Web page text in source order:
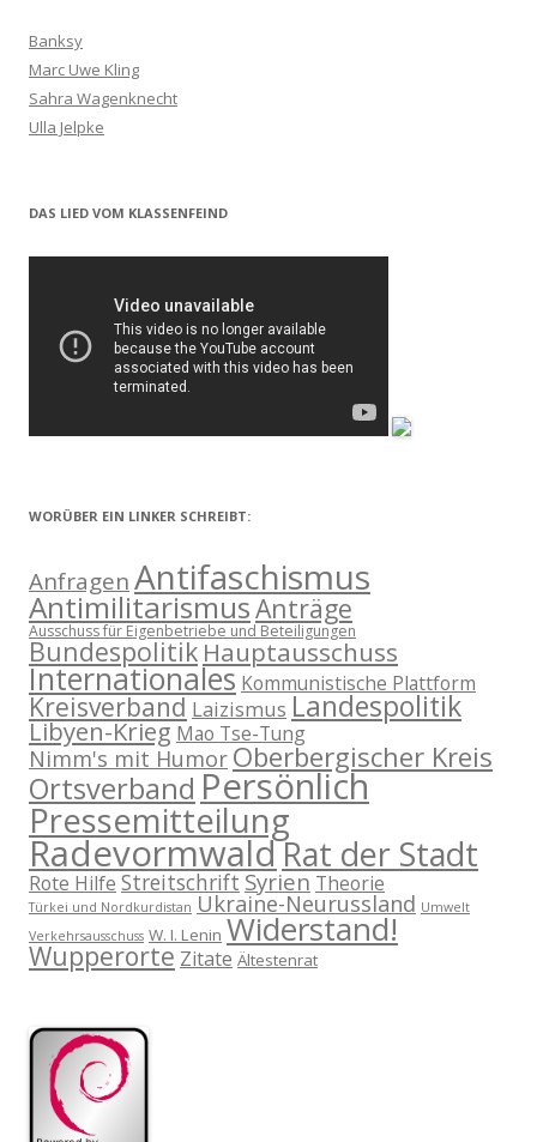
Banksy
Marc Uwe Kling
Sahra Wagenknecht
Ulla Jelpke
DAS LIED VOM KLASSENFEIND
WORÜBER EIN LINKER SCHREIBT:
AnfragenAntifaschismus
AntimilitarismusAnträge
Ausschuss für Eigenbetriebe und Beteiligungen
Bundespolitik Hauptausschuss
Internationales Kommunistische Plattform
Kreisverband Laizismus Landespolitik
Libyen-Krieg Mao Tse-Tung
Nimm's mit Humor Oberbergischer Kreis
Ortsverband Persönlich
Pressemitteilung
RadevormwaldRat der Stadt
Rote Hilfe Streitschrift Syrien Theorie
Türkei und Nordkurdistan Ukraine-Neurussland Umwelt
Verkehrsausschuss W. I. Lenin Widerstand!
Wupperorte Zitate Ältestenrat